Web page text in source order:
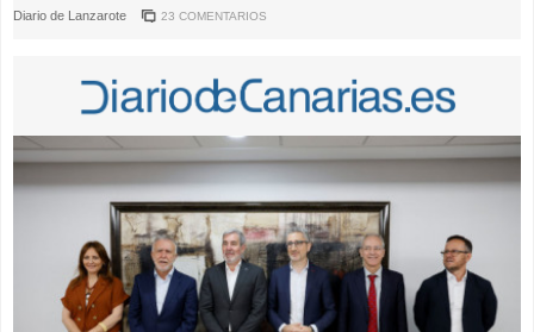
Diario de Lanzarote 23 COMENTARIOS